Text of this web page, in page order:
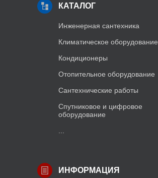
КАТАЛОГ
Инженерная сантехника
Климатическое оборудование
Кондиционеры
Отопительное оборудование
Сантехнические работы
Спутниковое и цифровое
оборудование
ИНФОРМАЦИЯ